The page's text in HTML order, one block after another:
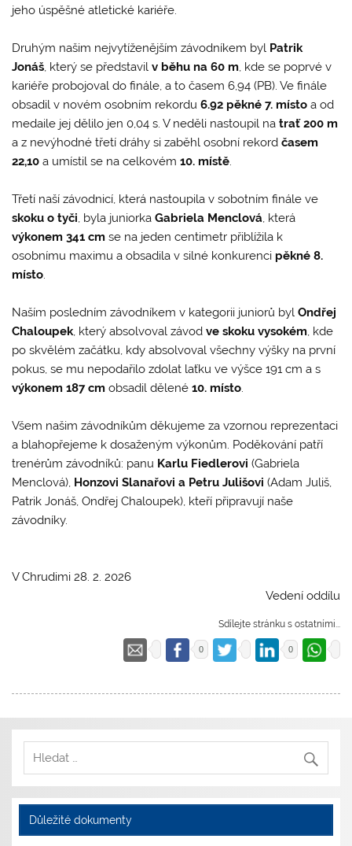
jeho úspěšné atletické kariéře.
Druhým našim nejvytíženějším závodníkem byl Patrik
Jonáš, který se představilv běhu na60 m, kde se poprvé v
kariéře probojoval do finále, a to časem 6,94 (PB). Ve finále
obsadil v novém osobním rekordu6.92 pěkné 7. místo a od
medaile jej dělilo jen 0,04 s. V neděli nastoupil natrať 200 m
a z nevýhodné třetí dráhy si zaběhl osobní rekordčasem
22,10 a umístil se na celkovém10. místě.
Třetí naší závodnicí, která nastoupila v sobotním finále ve
skoku o tyči, byla juniorkaGabriela Menclová, která
výkonem 341 cm se na jeden centimetr přiblížila k
osobnímu maximu a obsadila v silné konkurenci pěkné 8.
místo.
Naším posledním závodníkem v kategorii juniorů bylOndřej
Chaloupek, který absolvoval závodve skoku vysokém, kde
po skvělém začátku, kdy absolvoval všechny výšky na první
pokus, se mu nepodařilo zdolat laťku ve výšce 191 cm a s
výkonem 187 cm obsadil dělené 10. místo.
Všem našim závodníkům děkujeme za vzornou reprezentaci
a blahopřejeme k dosaženým výkonům. Poděkování patří
trenérům závodníků: panu Karlu Fiedlerovi (Gabriela
Menclová), Honzovi Slanařovi a Petru Julišovi (Adam Juliš,
Patrik Jonáš, Ondřej Chaloupek), kteří připravují naše
závodníky.
V Chrudimi 28. 2. 2026
Vedení oddílu
Sdílejte stránku s ostatními...
0 0
Důležité dokumenty